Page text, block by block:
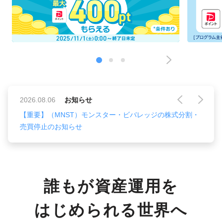
2026.08.06
お知らせ
【重要】（MNST）モンスター・ビバレッジの株式分割・
売買停止のお知らせ
誰もが資産運用を
はじめられる世界へ